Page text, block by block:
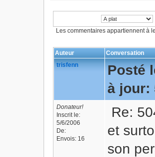
Les commentaires appartiennent à
Auteur
Conversation
trisfenn
Posté
à jour:
Donateur!
Inscrit le:
5/6/2006
De:
Envois: 16
Re:
et
son